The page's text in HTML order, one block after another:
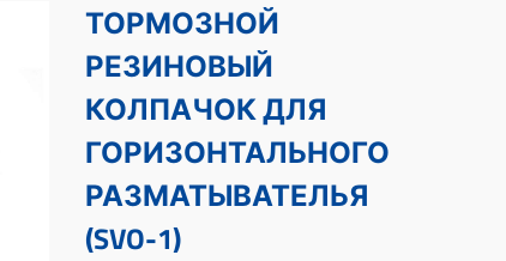
ТОРМОЗНОЙ
РЕЗИНОВЫЙ
КОЛПАЧОК ДЛЯ
ГОРИЗОНТАЛЬНОГО
РАЗМАТЫВАТЕЛЬЯ
(SVO-1)